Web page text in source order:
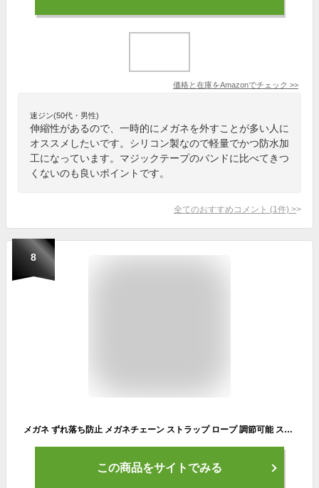
価格と在庫をAmazonでチェック >>
速ジン(50代・男性)
伸縮性があるので、一時的にメガネを外すことが多い人に
オススメしたいです。シリコン製なので軽量でかつ防水加
工になっています。マジックテープのバンドに比べてきつ
くないのも良いポイントです。
全てのおすすめコメント (1 件) >
8
メガネ ずれ落ち防止 メガネチェーン ストラップ ロープ 調節可能 スポーツ用 メガネバンド シリコン製 男女兼用 めがね固定 軽量 防水 2枚セット（黒×1 、白×1 ）メガネロック 2 ペア （黒×1 、白×1 ）子供用
この商品をサイトでみる